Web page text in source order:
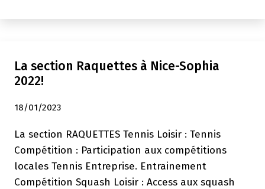
La section Raquettes à Nice-Sophia
2022!
18/01/2023
La section RAQUETTES Tennis Loisir : Tennis
Compétition : Participation aux compétitions
locales Tennis Entreprise. Entrainement
Compétition Squash Loisir : Access aux squash